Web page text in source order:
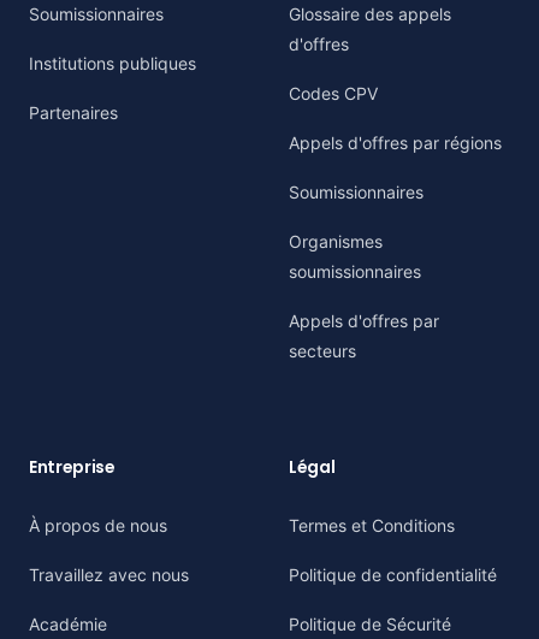
Soumissionnaires
Institutions publiques
Partenaires
Glossaire des appels
d'offres
Codes CPV
Appels d'offres par régions
Soumissionnaires
Organismes
soumissionnaires
Appels d'offres par
secteurs
Entreprise
À propos de nous
Travaillez avec nous
Académie
Légal
Termes et Conditions
Politique de confidentialité
Politique de Sécurité